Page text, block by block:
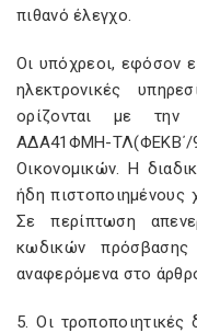
πιθανό έλεγχο.
Οι υπόχρεοι, εφόσον
ηλεκτρονικές
ορίζονται με την
ΑΔΑ41ΦΜΗ-
Οικονομικών. Η
ήδη πιστοποιημένους
Σε περίπτωση
κωδικών
αναφερόμενα στο
5. Οι